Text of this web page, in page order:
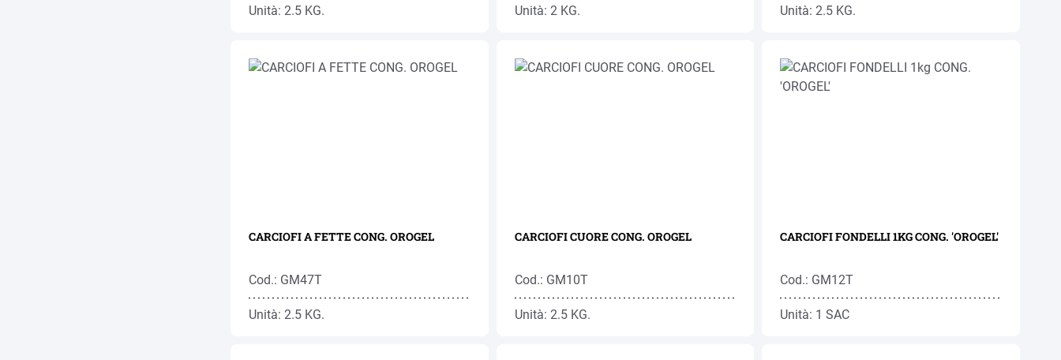
Unità: 2.5 KG. Unità: 2 KG. Unità: 2.5 KG.
CARCIOFI A FETTE CONG. OROGEL
Cod.: GM47T
Unità: 2.5 KG.
CARCIOFI CUORE CONG. OROGEL
Cod.: GM10T
Unità: 2.5 KG.
CARCIOFI FONDELLI 1KG CONG. 'OROGEL'
Cod.: GM12T
Unità: 1 SAC